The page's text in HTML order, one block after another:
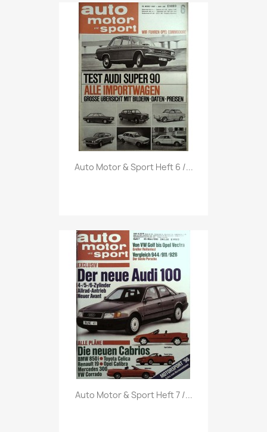
Vorschau
Auto Motor & Sport Heft 6 /...
Vorschau
Auto Motor & Sport Heft 7 /...